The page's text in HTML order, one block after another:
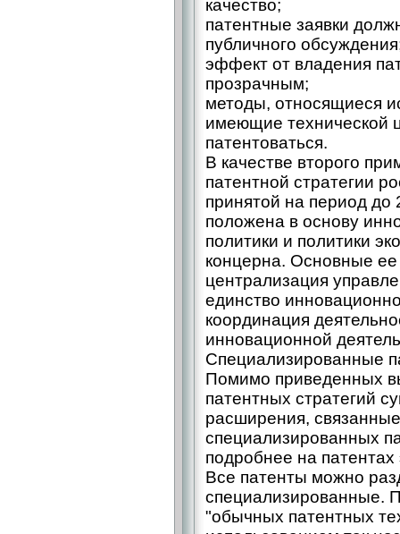
качество;
патентные заявки
публичного
эффект от владения
прозрачным;
методы, относящиеся
имеющие технической
патентоваться.
В качестве второго
патентной стратегии
принятой на период до
положена в основу
политики и политики
концерна. Основные
централизация
единство
координация
инновационной
Специализированные
Помимо приведенных
патентных стратегий
расширения,
специализированных
подробнее на патентах
Все патенты можно
специализированные.
"обычных патентных